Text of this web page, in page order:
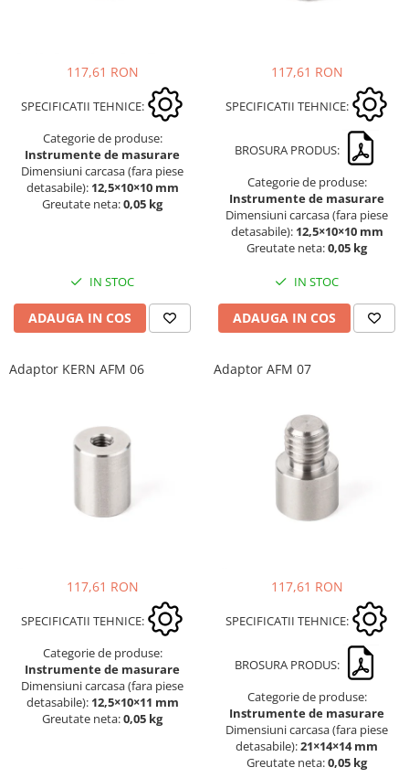
117,61 RON
SPECIFICATII TEHNICE:
Categorie de produse:
Instrumente de masurare
Dimensiuni carcasa (fara piese
detasabile): 12,5×10×10 mm
Greutate neta:0,05 kg
IN STOC
ADAUGA IN COS
117,61 RON
SPECIFICATII TEHNICE:
BROSURA PRODUS:
Categorie de produse:
Instrumente de masurare
Dimensiuni carcasa (fara piese
detasabile): 12,5×10×10 mm
Greutate neta:0,05 kg
IN STOC
ADAUGA IN COS
Adaptor KERN AFM 06
117,61 RON
SPECIFICATII TEHNICE:
Categorie de produse:
Instrumente de masurare
Dimensiuni carcasa (fara piese
detasabile): 12,5×10×11 mm
Greutate neta:0,05 kg
Adaptor AFM 07
117,61 RON
SPECIFICATII TEHNICE:
BROSURA PRODUS:
Categorie de produse:
Instrumente de masurare
Dimensiuni carcasa (fara piese
detasabile):21×14×14 mm
Greutate neta:0,05 kg